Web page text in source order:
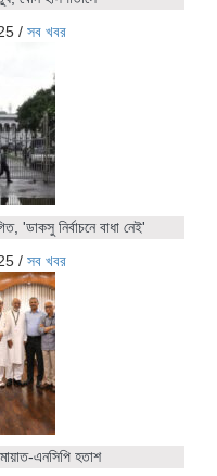
/ সব খবর
'ডাকসু নির্বাচনে বাধা নেই'
/ সব খবর
এনসিপি হতাশ